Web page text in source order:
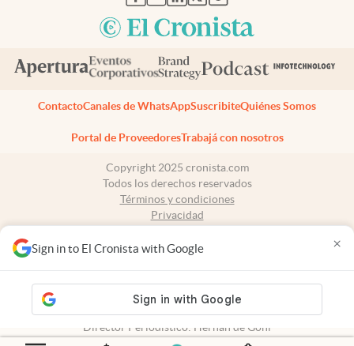
Sign in to El Cronista with Google ×
ContactoCanales de WhatsAppSuscribiteQuiénes Somos
Portal de ProveedoresTrabajá con nosotros
Copyright 2025 cronista.com
Todos los derechos reservados
Términos y condiciones
Privacidad
Tel: +54 11 7078-3270
propiedad intelectual: 56576959
Director Periodístico: Hernán de Goñi